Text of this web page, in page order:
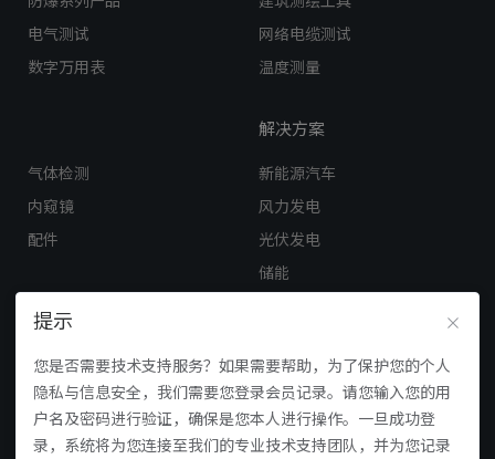
提示
您是否需要技术支持服务？如果需要帮助，为了保护您的个人
隐私与信息安全，我们需要您登录会员记录。请您输入您的用
户名及密码进行验证，确保是您本人进行操作。一旦成功登
录，系统将为您连接至我们的专业技术支持团队，并为您记录
电气测试
数字万用表
网络电缆测试
温度测量
气体检测
内窥镜
配件
解决方案
新能源汽车
风力发电
光伏发电
储能
石油化工
轨道交通
数据中心